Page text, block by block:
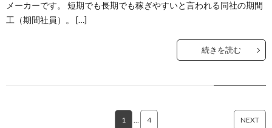
メーカーです。 短期でも長期でも稼ぎやすいと言われる同社の期間
工（期間社員）。 […]
続きを読む
1 … 4 NEXT